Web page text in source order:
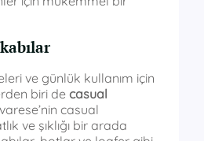
ve günlük kullanım için
biri decasual
casual
ve şıklığı bir arada